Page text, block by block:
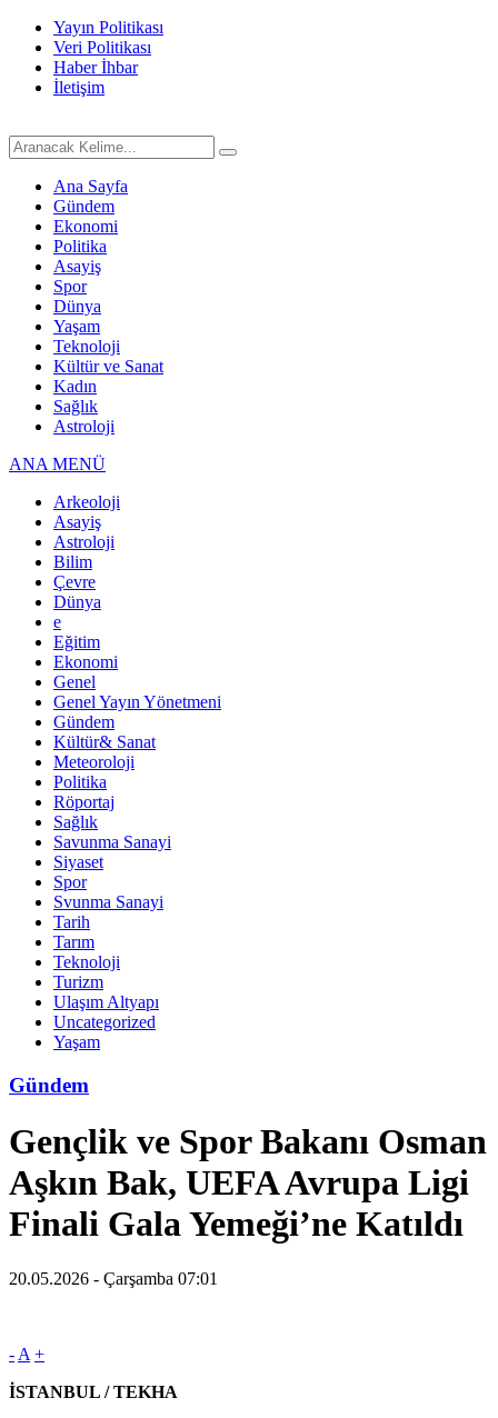
Yayın Politikası
Veri Politikası
Haber İhbar
İletişim
Ana Sayfa
Gündem
Ekonomi
Politika
Asayiş
Spor
Dünya
Yaşam
Teknoloji
Kültür ve Sanat
Kadın
Sağlık
Astroloji
ANA MENÜ
Arkeoloji
Asayiş
Astroloji
Bilim
Çevre
Dünya
e
Eğitim
Ekonomi
Genel
Genel Yayın Yönetmeni
Gündem
Kültür& Sanat
Meteoroloji
Politika
Röportaj
Sağlık
Savunma Sanayi
Siyaset
Spor
Svunma Sanayi
Tarih
Tarım
Teknoloji
Turizm
Ulaşım Altyapı
Uncategorized
Yaşam
Gündem
Gençlik ve Spor Bakanı Osman
Aşkın Bak, UEFA Avrupa Ligi
Finali Gala Yemeği’ne Katıldı
20.05.2026 - Çarşamba 07:01
- A +
İSTANBUL / TEKHA